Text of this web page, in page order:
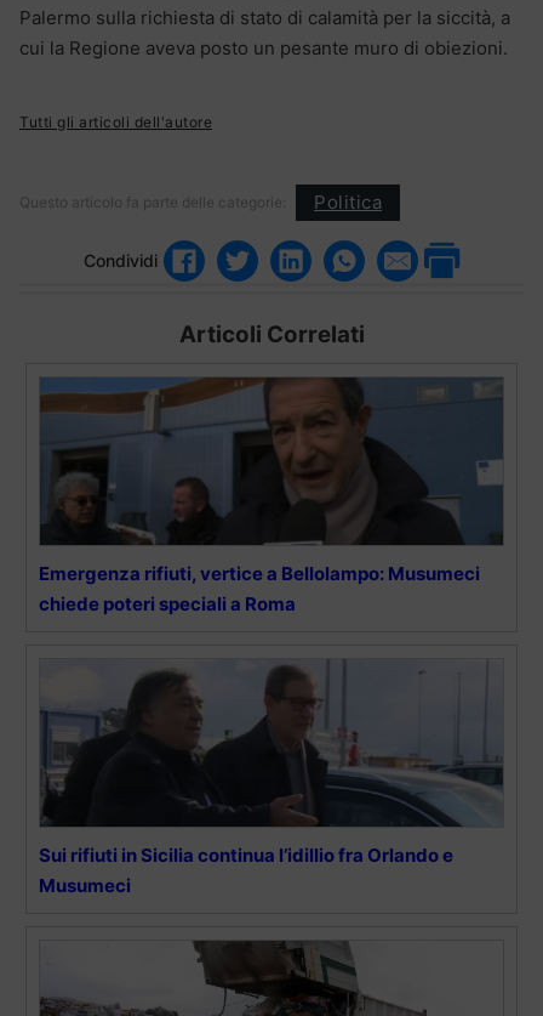
Palermo sulla richiesta di stato di calamità per la siccità, a
cui la Regione aveva posto un pesante muro di obiezioni.
Tutti gli articoli dell'autore
Questo articolo fa parte delle categorie: Politica
Condividi
Articoli Correlati
Emergenza rifiuti, vertice a Bellolampo: Musumeci
chiede poteri speciali a Roma
Sui rifiuti in Sicilia continua l’idillio fra Orlando e
Musumeci